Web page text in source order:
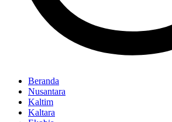
Beranda
Nusantara
Kaltim
Kaltara